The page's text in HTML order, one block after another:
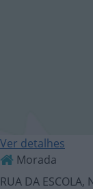
Ver detalhes
Morada
RUA DA ESCOLA,